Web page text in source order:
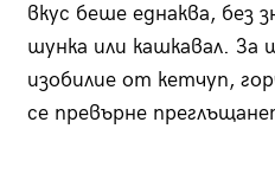
вкус беше еднаква, без
шунка или кашкавал.
изобилие от кетчуп,
се превърне